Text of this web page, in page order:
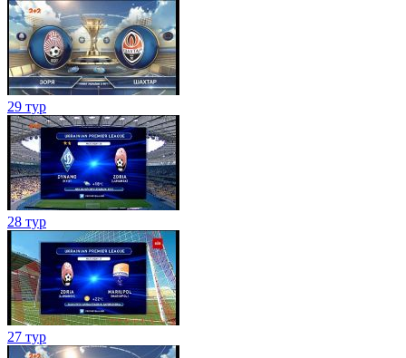
29 тур
28 тур
27 тур